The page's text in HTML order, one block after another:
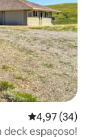
4,97 de uma
4,97 (34)
espaçoso!